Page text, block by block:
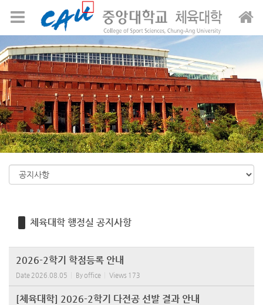
메뉴 건너뛰기
체육대학 행정실 공지사항
2026-2학기 학점등록 안내
Date 2026.08.05 Byoffice Views 173
[체육대학] 2026-2학기 다전공 선발 결과 안내